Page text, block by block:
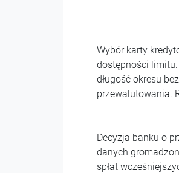
Wybór karty
dostępności
długość okresu
przewalutowania.
Decyzja banku o
danych
spłat